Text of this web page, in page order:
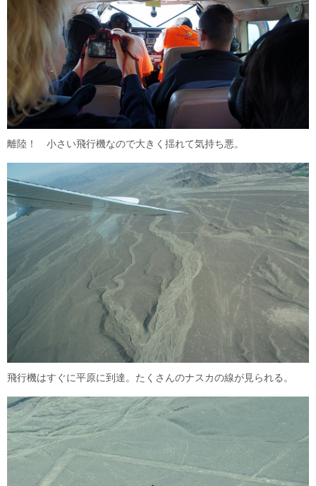
離陸！ 小さい飛行機なので大きく揺れて気持ち悪。
飛行機はすぐに平原に到達。たくさんのナスカの線が見られる。